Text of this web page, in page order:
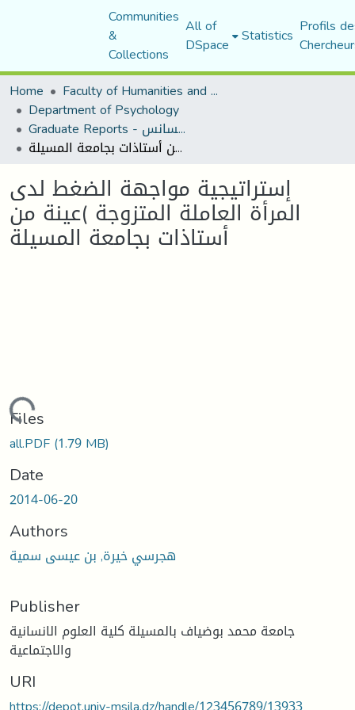
Communities
&
Collections
All of
DSpace Statistics Profils
Home
Faculty of Humanities and Social Sciences
Department of Psychology
Graduate Reports - تقارير الليسانس
إستراتيجية مواجهة الضغط لدى المرأة العاملة المتزوجة )عينة من أستاذات بجامعة المسيلة
إستراتيجية مواجهة الضغط لدى
المرأة العاملة المتزوجة )عينة من
أستاذات بجامعة المسيلة
Loading...
Files
all.PDF(1.79 MB)
Date
2014-06-20
Authors
هجرسي خيرة, بن عيسى سمية
Publisher
جامعة محمد بوضياف بالمسيلة كلية العلوم الانسانية
والاجتماعية
URI